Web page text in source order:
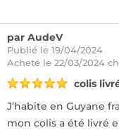
par AudeV
Publié le 19/04/2024
Acheté le 22/03/2024
colis
J’habite en Guyane
mon colis a été livré